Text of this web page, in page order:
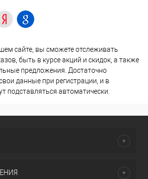
сайте, вы сможете отслеживать
быть в курсе акций и скидок, а также
предложения. Достаточно
данные при регистрации, и в
подставляться автоматически.